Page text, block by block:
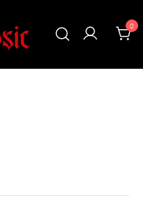
MARKETPLACE DE
0